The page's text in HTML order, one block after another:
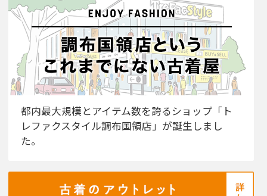
都内最大規模とアイテム数を誇るショップ「ト
レファクスタイル調布国領店」が誕生しまし
た。